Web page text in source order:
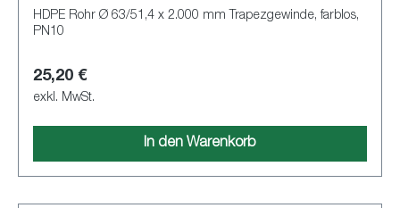
HDPE Rohr Ø 63/51,4 x 2.000 mm Trapezgewinde, farblos,
PN10
25,20 €
exkl. MwSt.
In den Warenkorb